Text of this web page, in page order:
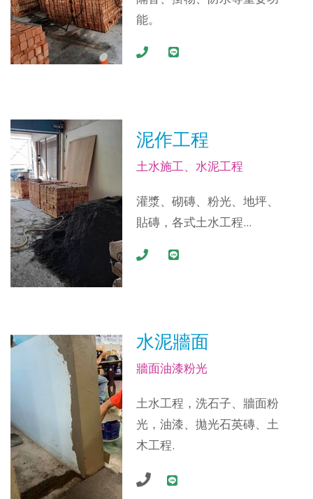
能。
泥作工程
土水施工、水泥工程
灌漿、砌磚、粉光、地坪、
貼磚，各式土水工程...
水泥牆面
牆面油漆粉光
土水工程，洗石子、牆面粉
光，油漆、拋光石英磚、土
木工程.